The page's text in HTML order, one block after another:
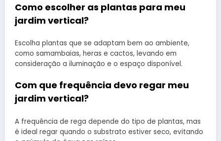
Como escolher as plantas para meu
jardim vertical?
Escolha plantas que se adaptam bem ao ambiente,
como samambaias, heras e cactos, levando em
consideração a iluminação e o espaço disponível.
Com que frequência devo regar meu
jardim vertical?
A frequência de rega depende do tipo de plantas, mas
é ideal regar quando o substrato estiver seco, evitando